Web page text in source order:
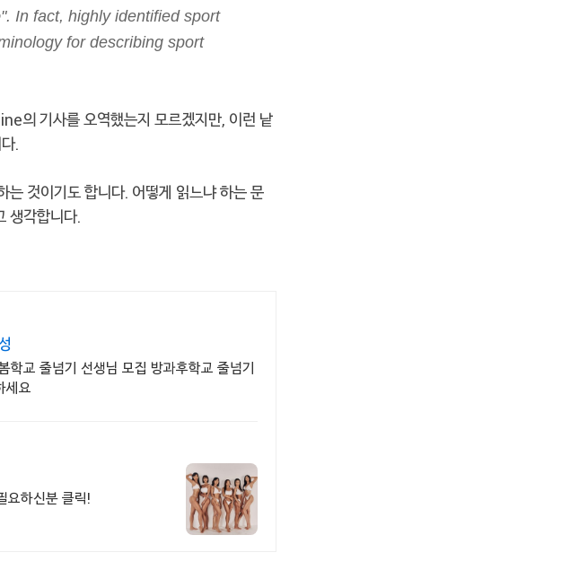
". In fact, highly identified sport
for describing sport
의 기사를 오역했는지 모르겠지만, 이런 낱
.
것이기도 합니다. 어떻게 읽느냐 하는 문
생각합니다.
학교 줄넘기 선생님 모집 방과후학교 줄넘기
세요
요하신분 클릭!